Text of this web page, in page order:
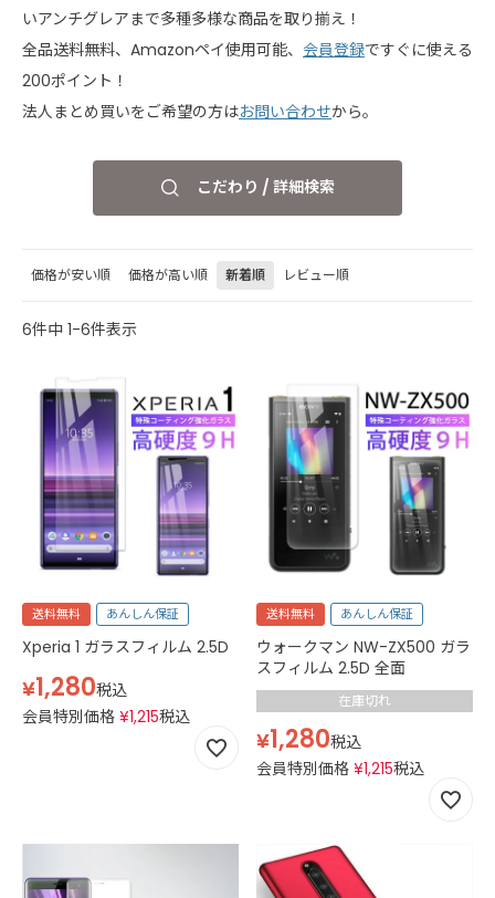
いアンチグレアまで多種多様な商品を取り揃え！
全品送料無料、Amazonペイ使用可能、 会員登録ですぐに使える
200ポイント！
法人まとめ買いをご希望の方はお問い合わせから。
こだわり / 詳細検索
価格が安い順 価格が高い順 新着順 レビュー順
6件中 1-6件表示
送料無料 あんしん保証
Xperia 1 ガラスフィルム 2.5D
¥1,280税込
会員特別価格 ¥1,215税込
送料無料 あんしん保証
ウォークマン NW-ZX500 ガラ
スフィルム 2.5D 全面
在庫切れ
¥1,280税込
会員特別価格 ¥1,215税込